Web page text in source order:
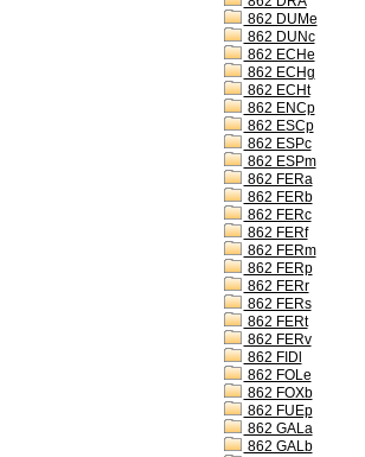
862 DUMe
862 DUNc
862 ECHe
862 ECHg
862 ECHt
862 ENCp
862 ESCp
862 ESPc
862 ESPm
862 FERa
862 FERb
862 FERc
862 FERf
862 FERm
862 FERp
862 FERr
862 FERs
862 FERt
862 FERv
862 FIDl
862 FOLe
862 FOXb
862 FUEp
862 GALa
862 GALb